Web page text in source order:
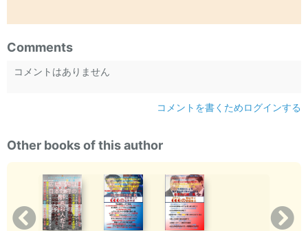
Comments
コメントはありません
コメントを書くためログインする
Other books of this author